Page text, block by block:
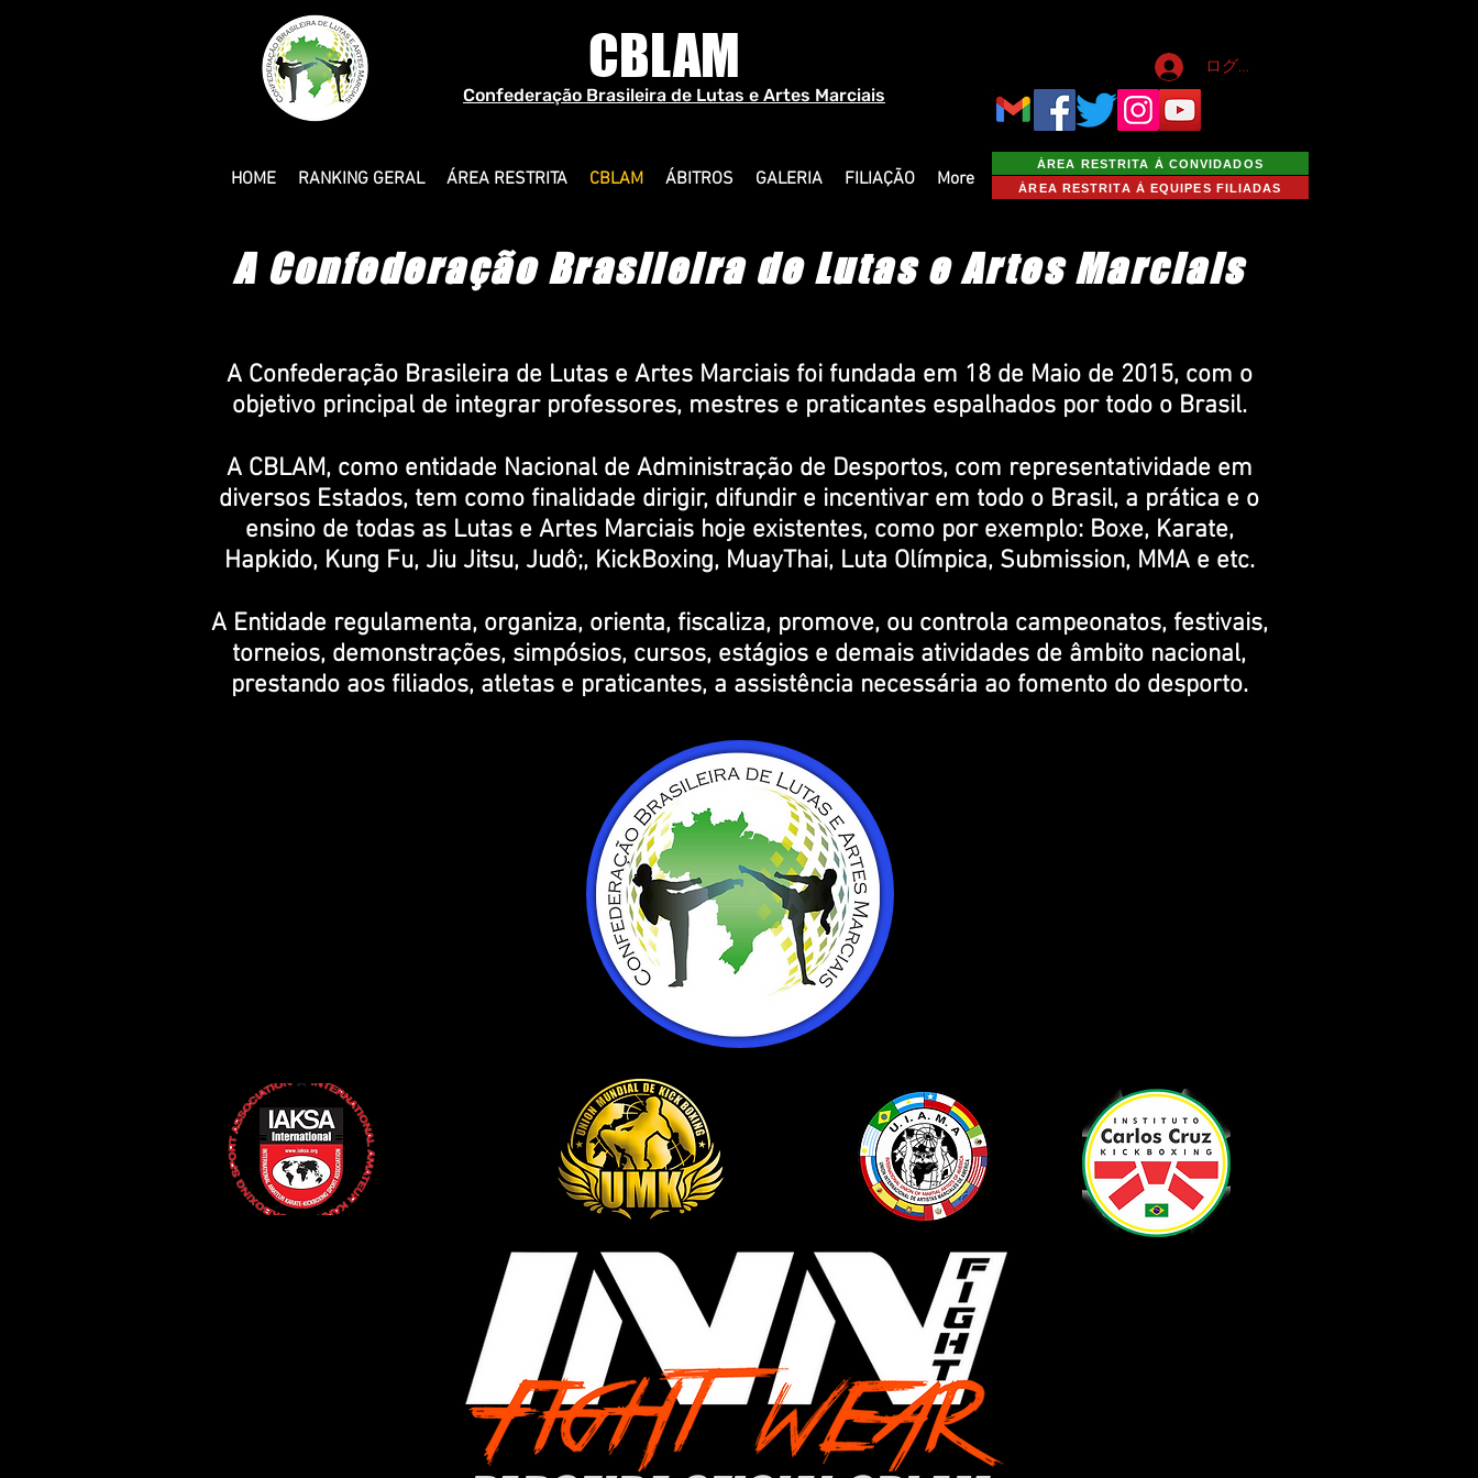
CBLAM
Confederação Brasileira de Lutas e Artes Marciais
ログイン
HOME RANKING GERAL ÁREA RESTRITA CBLAM ÁBITROS GALERIA FILIAÇÃO More
ÁREA RESTRITA À CONVIDADOS
ÁREA RESTRITA À EQUIPES FILIADAS
A Confederação Brasileira de Lutas e Artes Marciais
A Confederação Brasileira de Lutas e Artes Marciais foi fundada em 18 de Maio de 2015, com o
objetivo principal de integrar professores, mestres e praticantes espalhados por todo o Brasil.
A CBLAM, como entidade Nacional de Administração de Desportos, com representatividade em
diversos Estados, tem como finalidade dirigir, difundir e incentivar em todo o Brasil, a prática e o
ensino de todas as Lutas e Artes Marciais hoje existentes, como por exemplo: Boxe, Karate,
Hapkido, Kung Fu, Jiu Jitsu, Judô;, KickBoxing, MuayThai, Luta Olímpica, Submission, MMA e etc.
A Entidade regulamenta, organiza, orienta, fiscaliza, promove, ou controla campeonatos, festivais,
torneios, demonstrações, simpósios, cursos, estágios e demais atividades de âmbito nacional,
prestando aos filiados, atletas e praticantes, a assistência necessária ao fomento do desporto.